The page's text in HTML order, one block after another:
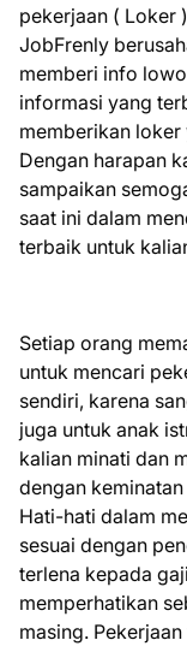
pekerjaan ( Loker
JobFrenly
memberi info
informasi yang
memberikan loker
Dengan harapan
sampaikan
saat ini dalam
terbaik untuk
Setiap orang
untuk mencari
sendiri, karena
juga untuk anak
kalian minati dan
dengan
Hati-hati dalam
sesuai dengan
terlena kepada
memperhatikan
masing.